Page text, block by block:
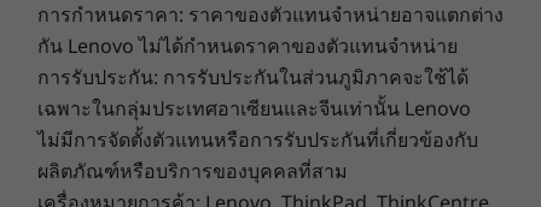
LENOVO AI NOW
เข้าถึงสิ่งที่สำคัญทันที
พบกับ Lenovo AI Now — ผู้ช่วยอัจฉริยะที่
เป็นส่วนตัวของคุณในการปรับเวิร์กโฟลว์
Pen
Lenovo Tab Pen Pro
Keyboard
Lenovo Yoga Tab Plus keyboard pack
การกำหนดราคา: ราคาของตัวแทนจำหน่ายอาจแตกต่าง
กัน Lenovo ไม่ได้กำหนดราคาของตัวแทนจำหน่าย
การรับประกัน: การรับประกันในส่วนภูมิภาคจะใช้ได้
เฉพาะในกลุ่มประเทศอาเซียนและจีนเท่านั้น Lenovo
ไม่มีการจัดตั้งตัวแทนหรือการรับประกันที่เกี่ยวข้องกับ
ผลิตภัณฑ์หรือบริการของบุคคลที่สาม